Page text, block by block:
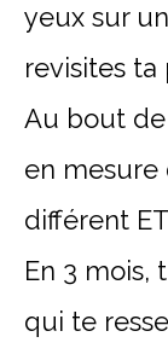
yeux sur
revisites ta
Au bout
en mesure
différent
En 3 mois,
qui te